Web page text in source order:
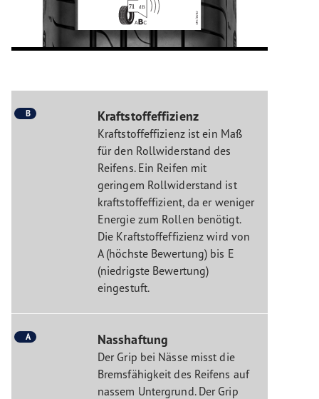
B Kraftstoffeffizienz
Kraftstoffeffizienz ist ein Maß
für den Rollwiderstand des
Reifens. Ein Reifen mit
geringem Rollwiderstand ist
kraftstoffeffizient, da er weniger
Energie zum Rollen benötigt.
Die Kraftstoffeffizienz wird von
A (höchste Bewertung) bis E
(niedrigste Bewertung)
eingestuft.
A Nasshaftung
Der Grip bei Nässe misst die
Bremsfähigkeit des Reifens auf
nassem Untergrund. Der Grip